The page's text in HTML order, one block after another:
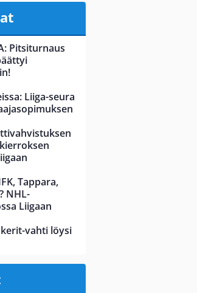
Pitsiturnaus
Liiga-seura
Tappara,
NHL-
Liigaan
vahti löysi